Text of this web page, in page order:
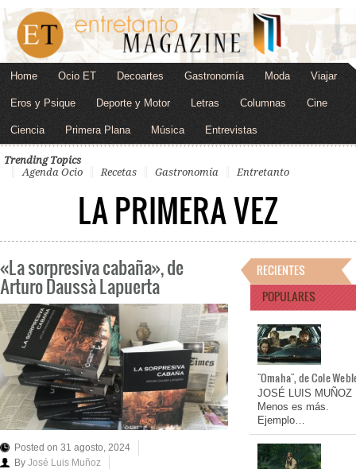
Home Ocio ET Decoartes Gastronomía Moda Viajar
Eros y Psique Deporte y Motor Letras Columnas Cine
Ciencia Primera Plana Música Entrevistas
Trending Topics
Agenda Ocio
Recetas Gastronomía Entretanto
LA PRIMERA VEZ
«La sorpresiva cabaña», de
Arturo Daussà Lapuerta
Posted on 31 agosto, 2024
By José Luis Muñoz
RECIENTES
POPULARES
"Omaha", de Cole
JOSÉ LUIS MUÑOZ
Menos es más.
Ejemplo…